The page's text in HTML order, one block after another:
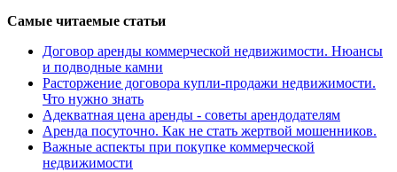
Самые читаемые статьи
Договор аренды коммерческой недвижимости. Нюансы
и подводные камни
Расторжение договора купли-продажи недвижимости.
Что нужно знать
Адекватная цена аренды - советы арендодателям
Аренда посуточно. Как не стать жертвой мошенников.
Важные аспекты при покупке коммерческой
недвижимости